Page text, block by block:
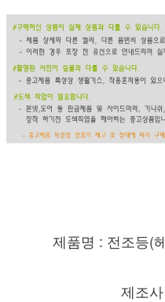
제품명 : 전조등(
제조